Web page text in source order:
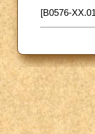
[B0576-